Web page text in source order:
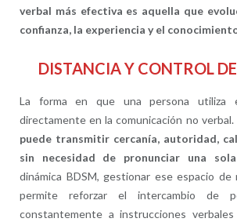
verbal más efectiva es aquella que
confianza, la experiencia y el
DISTANCIA Y CONTROL
La forma en que una persona utiliza
directamente en la comunicación no verbal.
puede transmitir cercanía, autoridad,
sin necesidad de pronunciar una
dinámica BDSM, gestionar ese espacio de
permite reforzar el intercambio de
constantemente a instrucciones